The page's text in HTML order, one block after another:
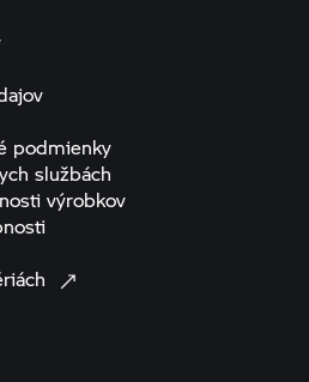
podmienky
službách
výrobkov